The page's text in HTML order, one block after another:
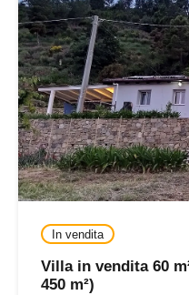
In vendita
Villa in vendita 60
450 m²)